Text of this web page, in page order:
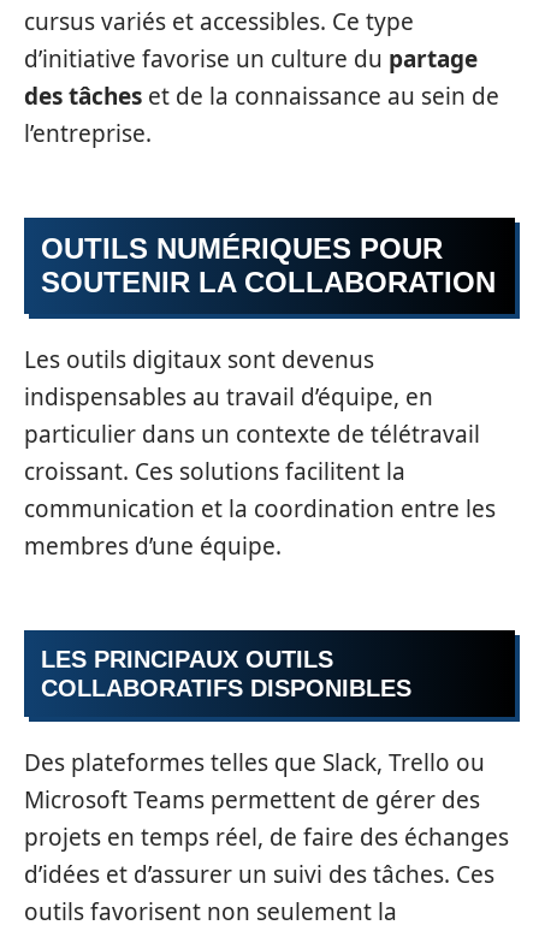
cursus variés et accessibles. Ce type
d’initiative favorise un culture du partage
des tâches et de la connaissance au sein de
l’entreprise.
OUTILS NUMÉRIQUES POUR
SOUTENIR LA COLLABORATION
Les outils digitaux sont devenus
indispensables au travail d’équipe, en
particulier dans un contexte de télétravail
croissant. Ces solutions facilitent la
communication et la coordination entre les
membres d’une équipe.
LES PRINCIPAUX OUTILS
COLLABORATIFS DISPONIBLES
Des plateformes telles que Slack, Trello ou
Microsoft Teams permettent de gérer des
projets en temps réel, de faire des échanges
d’idées et d’assurer un suivi des tâches. Ces
outils favorisent non seulement la